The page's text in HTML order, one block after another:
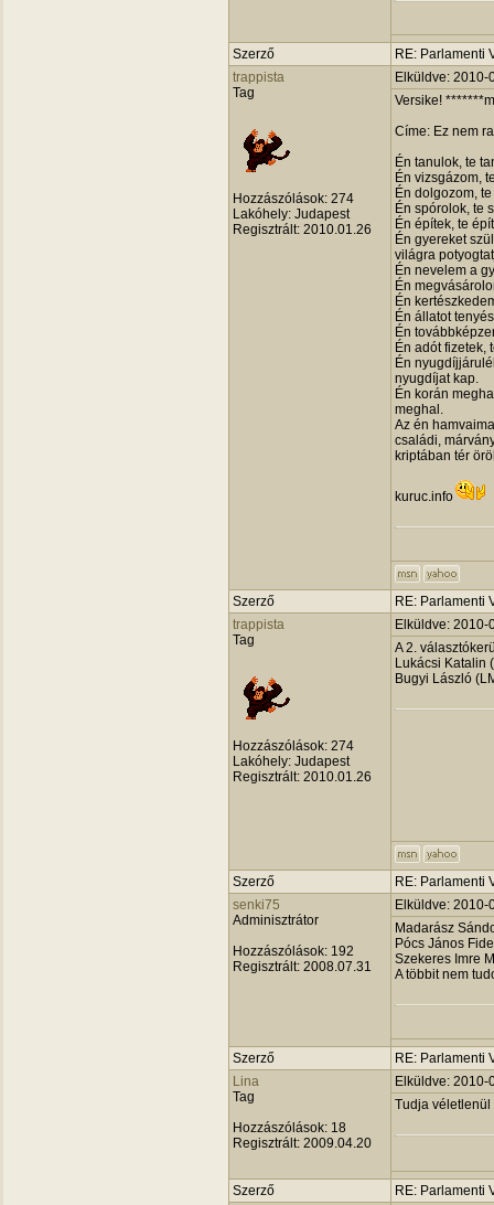
Szerző
RE: Parlamenti
trappista
Tag
Hozzászólások: 274
Lakóhely: Judapest
Regisztrált: 2010.01.26
Elküldve: 2010-
Versike!
Címe: Ez nem
Én tanulok, te
Én vizsgázom,
Én dolgozom,
Én spórolok, te
Én építek, te
Én gyereket
világra
Én nevelem a
Én
Én
Én állatot
Én
Én adót fizetek,
Én
nyugdíjat kap.
Én korán
meghal.
Az én
családi,
kriptában tér
kuruc.info
Szerző
RE: Parlamenti
trappista
Tag
Hozzászólások: 274
Lakóhely: Judapest
Regisztrált: 2010.01.26
Elküldve: 2010-
A 2.
Lukácsi Katalin
Bugyi László
Szerző
RE: Parlamenti
senki75
Adminisztrátor
Hozzászólások: 192
Regisztrált: 2008.07.31
Elküldve: 2010-
Madarász
Pócs János
Szekeres Imre
A többit nem
Szerző
RE: Parlamenti
Lina
Tag
Hozzászólások: 18
Regisztrált: 2009.04.20
Elküldve: 2010-
Tudja
Szerző
RE: Parlamenti